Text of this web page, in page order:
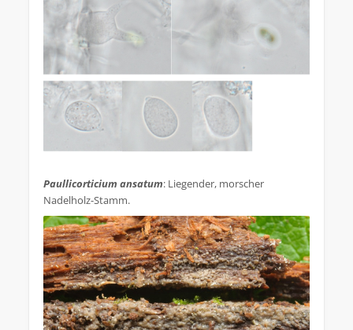
Paullicorticium ansatum: Liegender, morscher
Nadelholz-Stamm.